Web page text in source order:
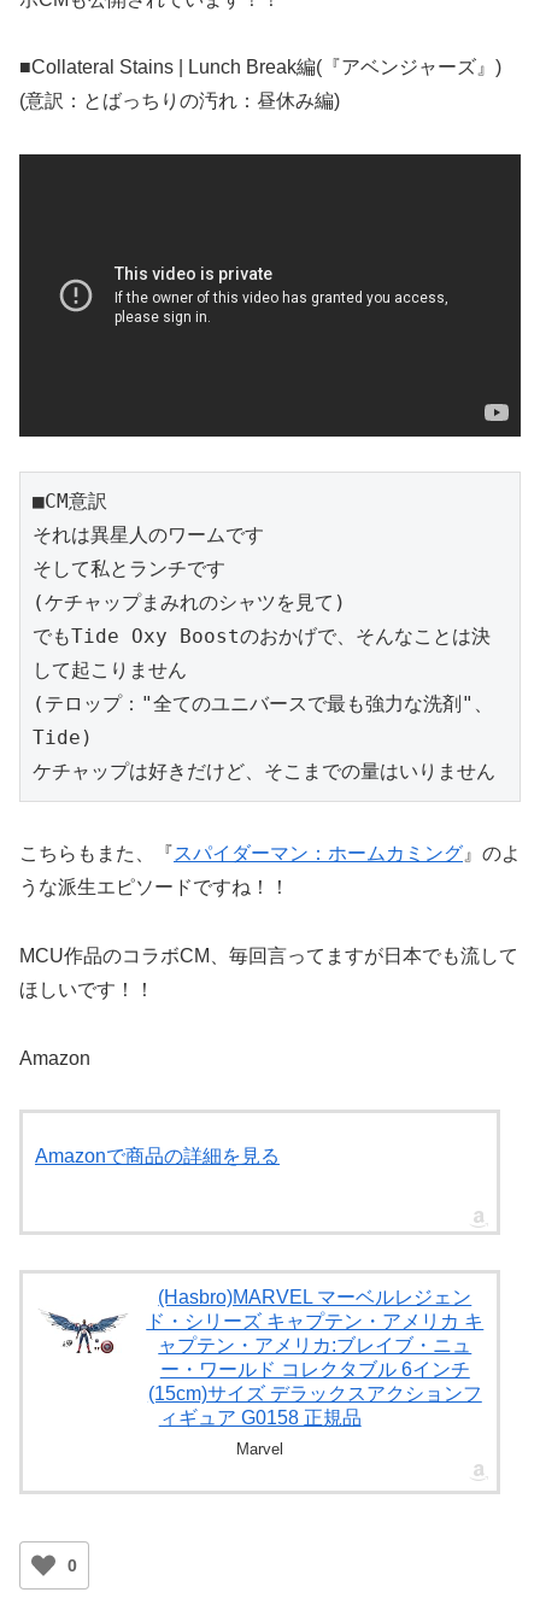
■Collateral Stains | Lunch Break編(『アベンジャーズ』)
(意訳：とばっちりの汚れ：昼休み編)
■CM意訳
それは異星人のワームです
そして私とランチです
(ケチャップまみれのシャツを見て)
でもTide Oxy Boostのおかげで、そんなことは決
して起こりません
(テロップ："全てのユニバースで最も強力な洗剤"、
Tide)
ケチャップは好きだけど、そこまでの量はいりません
こちらもまた、『スパイダーマン：ホームカミング 』のよ
うな派生エピソードですね！！
MCU作品のコラボCM、毎回言ってますが日本でも流して
ほしいです！！
Amazon
Amazonで商品の詳細を見る
(Hasbro)MARVEL マーベルレジェン
ド・シリーズ キャプテン・アメリカ キ
ャプテン・アメリカ:ブレイブ・ニュ
ー・ワールド コレクタブル 6インチ
(15cm)サイズ デラックスアクションフ
ィギュア G0158 正規品
Marvel
0